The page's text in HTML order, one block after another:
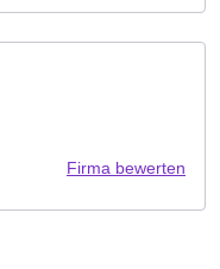
Firma bewerten